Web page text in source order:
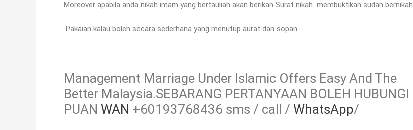
Moreover apabila anda nikah imam yang bertauliah akan berikan Surat nikah membuktikan sudah bernikah
Pakaian kalau boleh secara sederhana yang menutup aurat dan sopan
Management Marriage Under Islamic Offers Easy And The
Better Malaysia.SEBARANG PERTANYAAN BOLEH HUBUNGI
PUAN WAN +60193768436 sms / call / WhatsApp/